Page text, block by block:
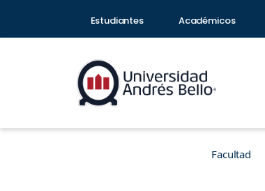
Estudiantes Académicos
Facultad